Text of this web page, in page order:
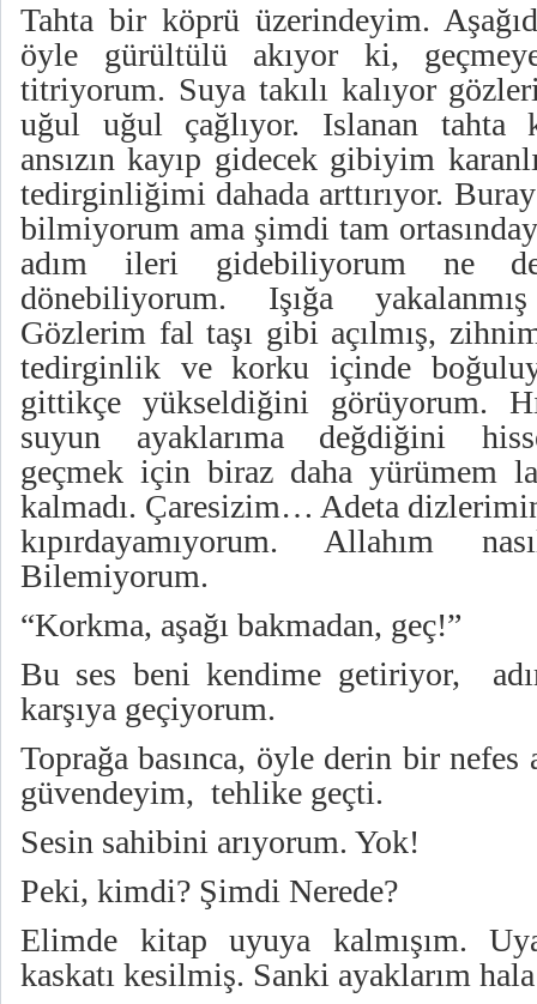
Tahta bir köprü üzerindeyim.
öyle gürültülü akıyor ki,
titriyorum. Suya takılı kalıyor
uğul uğul çağlıyor. Islanan tahta
ansızın kayıp gidecek gibiyim
tedirginliğimi dahada arttırıyor.
bilmiyorum ama şimdi tam
adım ileri gidebiliyorum ne
dönebiliyorum. Işığa
Gözlerim fal taşı gibi açılmış,
tedirginlik ve korku içinde
gittikçe yükseldiğini görüyorum.
suyun ayaklarıma değdiğini
geçmek için biraz daha yürümem
kalmadı. Çaresizim… Adeta
kıpırdayamıyorum. Allahım
Bilemiyorum.
“Korkma, aşağı bakmadan, geç!”
Bu ses beni kendime getiriyor,
karşıya geçiyorum.
Toprağa basınca, öyle derin bir
güvendeyim, tehlike geçti.
Sesin sahibini arıyorum. Yok!
Peki, kimdi? Şimdi Nerede?
Elimde kitap uyuya kalmışım.
kaskatı kesilmiş. Sanki ayaklarım